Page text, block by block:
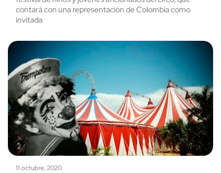
contará con una representación de Colombia como
invitada
11 octubre, 2020